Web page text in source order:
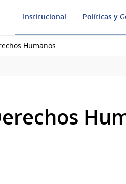
Institucional Políticas y
Humanos